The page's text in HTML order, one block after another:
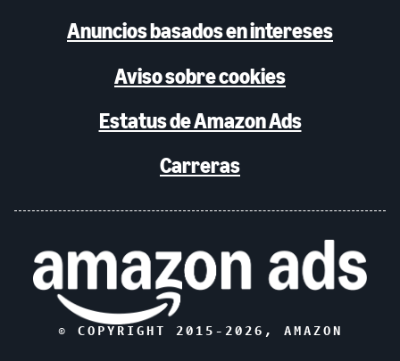
Anuncios basados en intereses
Aviso sobre cookies
Estatus de Amazon Ads
Carreras
© COPYRIGHT 2015- 2026 , AMAZON